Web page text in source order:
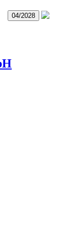
04/2028